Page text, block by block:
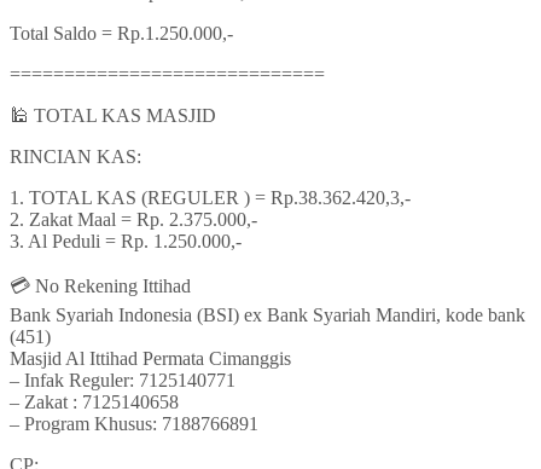
Total Saldo = Rp.1.250.000,-
=============================
🕌 TOTAL KAS MASJID
RINCIAN KAS:
1. TOTAL KAS (REGULER ) = Rp.38.362.420,3,-
2. Zakat Maal = Rp. 2.375.000,-
3. Al Peduli = Rp. 1.250.000,-
💳 No Rekening Ittihad
Bank Syariah Indonesia (BSI) ex Bank Syariah Mandiri, kode bank
(451)
Masjid Al Ittihad Permata Cimanggis
– Infak Reguler: 7125140771
– Zakat : 7125140658
– Program Khusus: 7188766891